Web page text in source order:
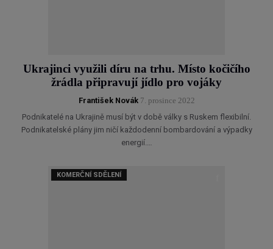
Ukrajinci využili díru na trhu. Místo kočičího
žrádla připravují jídlo pro vojáky
František Novák7. prosince 2022
Podnikatelé na Ukrajině musí být v době války s Ruskem flexibilní.
Podnikatelské plány jim ničí každodenní bombardování a výpadky
energií.…
KOMERČNÍ SDĚLENÍ